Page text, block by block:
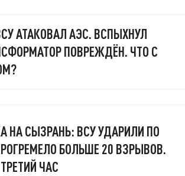
АТАКОВАЛ АЭС. ВСПЫХНУЛ
ПОВРЕЖДЁН. ЧТО С
НА СЫЗРАНЬ: ВСУ УДАРИЛИ ПО
БОЛЬШЕ 20 ВЗРЫВОВ.
ЧАС